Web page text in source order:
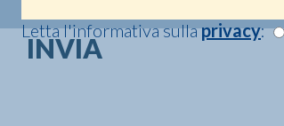
Letta l'informativa sullaprivacy: